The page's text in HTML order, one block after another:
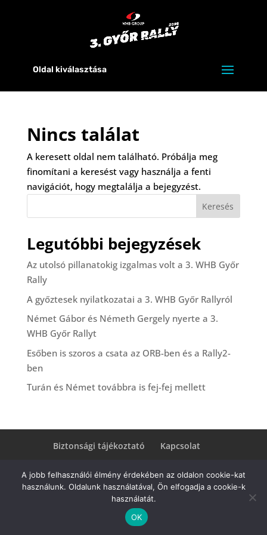
Oldal kiválasztása
Nincs találat
A keresett oldal nem található. Próbálja meg
finomítani a keresést vagy használja a fenti
navigációt, hogy megtalálja a bejegyzést.
Keresés
Legutóbbi bejegyzések
Az utolsó pillanatokig izgalmas volt a 3. WHB Győr
Rally
A győztesek nyilatkozatai a 3. WHB Győr Rallyról
Német Gábor és Németh Gergely nyerte a 3.
WHB Győr Rallyt
Esőben is szoros a csata az ORB-ben és a Rally2-
ben
Turán és Német továbbra is fej-fej mellett
Biztonsági tájékoztató Kapcsolat
Copyright 2023 TRP Hungary Kft.
A jobb felhasználói élmény érdekében az oldalon cookie-kat
használunk. Oldalunk használatával, Ön elfogadja a cookie-k
használatát.
OK